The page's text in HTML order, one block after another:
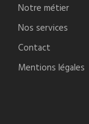
Notre métier
Nos services
Contact
Mentions légales